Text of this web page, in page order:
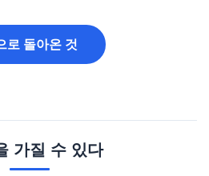
로 돌아온 것
가질 수 있다